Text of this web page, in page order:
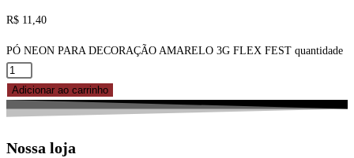
R$ 11,40
PÓ NEON PARA DECORAÇÃO AMARELO 3G FLEX FEST quantidade
Adicionar ao carrinho
Nossa loja